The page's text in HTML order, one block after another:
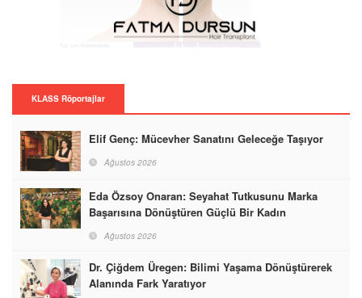
KLASS Röportajlar
Elif Genç: Mücevher Sanatını Geleceğe Taşıyor
Ağustos 2026
Eda Özsoy Onaran: Seyahat Tutkusunu Marka
Başarısına Dönüştüren Güçlü Bir Kadın
Ağustos 2026
Dr. Çiğdem Üregen: Bilimi Yaşama Dönüştürerek
Alanında Fark Yaratıyor